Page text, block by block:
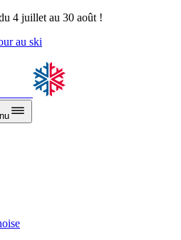
4 juillet au 30 août !
au ski